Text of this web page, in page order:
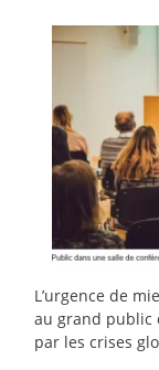
L’urgence de
au grand public
par les crises